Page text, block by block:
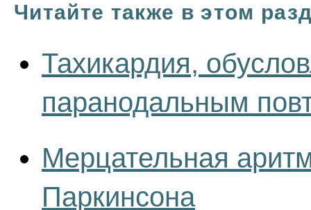
Читайте также в этом
Тахикардия,
паранодальным
Мерцательная
Паркинсона